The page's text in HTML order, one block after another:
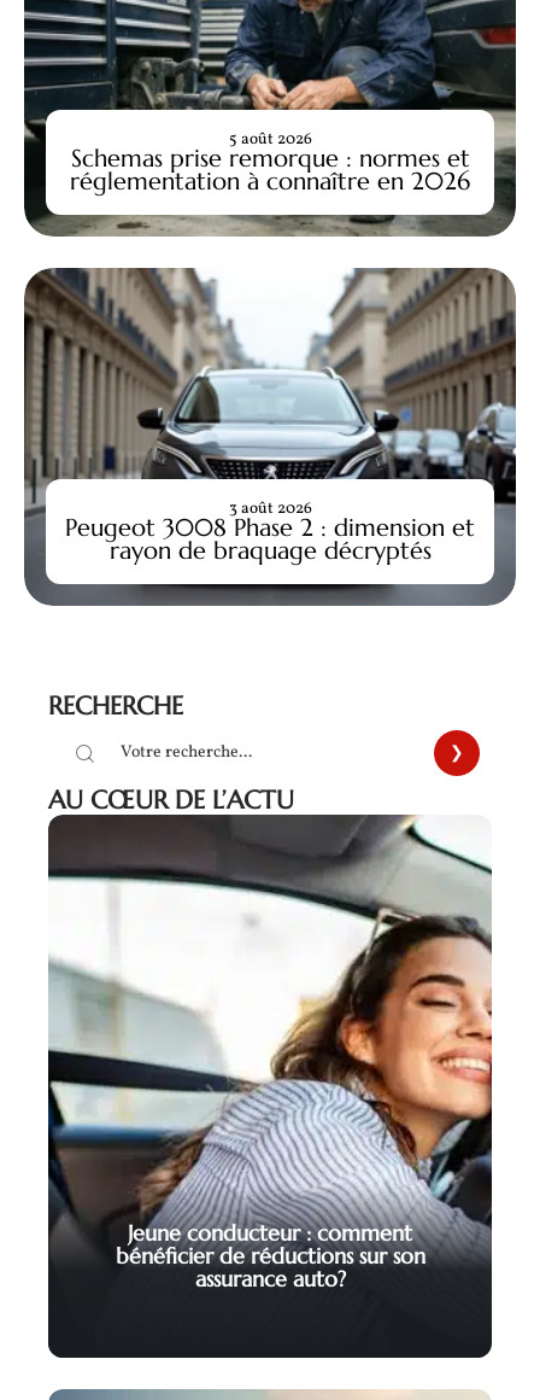
Schemas prise remorque : normes et
réglementation à connaître en 2026
5 août 2026
Peugeot 3008 Phase 2 : dimension et
rayon de braquage décryptés
3 août 2026
RECHERCHE
AU CŒUR DE L’ACTU
Jeune conducteur : comment
bénéficier de réductions sur son
assurance auto?